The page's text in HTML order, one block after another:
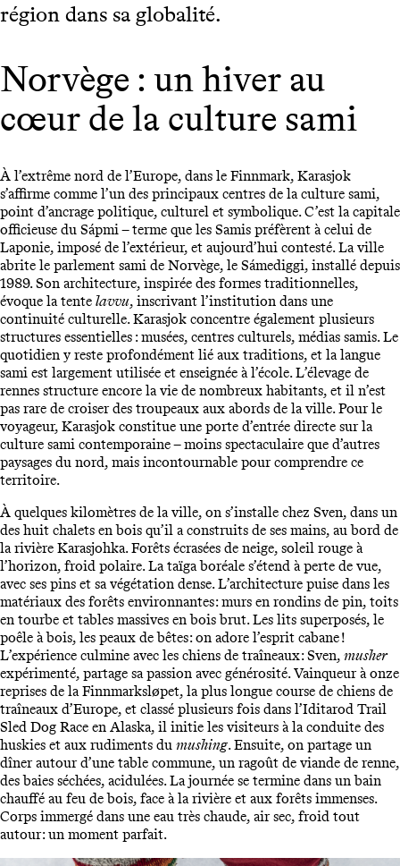
région dans sa globalité.
Norvège : un hiver au
cœur de la culture sami
À l’extrême nord de l’Europe, dans le Finnmark, Karasjok
s’affirme comme l’un des principaux centres de la culture sami,
point d’ancrage politique, culturel et symbolique. C’est la capitale
officieuse du Sápmi – terme que les Samis préfèrent à celui de
Laponie, imposé de l’extérieur, et aujourd’hui contesté. La ville
abrite le parlement sami de Norvège, le Sámediggi, installé depuis
1989. Son architecture, inspirée des formes traditionnelles,
évoque la tente lavvu, inscrivant l’institution dans une
continuité culturelle. Karasjok concentre également plusieurs
structures essentielles : musées, centres culturels, médias samis. Le
quotidien y reste profondément lié aux traditions, et la langue
sami est largement utilisée et enseignée à l’école. L’élevage de
rennes structure encore la vie de nombreux habitants, et il n’est
pas rare de croiser des troupeaux aux abords de la ville. Pour le
voyageur, Karasjok constitue une porte d’entrée directe sur la
culture sami contemporaine – moins spectaculaire que d’autres
paysages du nord, mais incontournable pour comprendre ce
territoire.
À quelques kilomètres de la ville, on s’installe chez Sven, dans un
des huit chalets en bois qu’il a construits de ses mains, au bord de
la rivière Karasjohka. Forêts écrasées de neige, soleil rouge à
l’horizon, froid polaire. La taïga boréale s’étend à perte de vue,
avec ses pins et sa végétation dense. L’architecture puise dans les
matériaux des forêts environnantes : murs en rondins de pin, toits
en tourbe et tables massives en bois brut. Les lits superposés, le
poêle à bois, les peaux de bêtes : on adore l’esprit cabane !
L’expérience culmine avec les chiens de traîneaux : Sven, musher
expérimenté, partage sa passion avec générosité. Vainqueur à onze
reprises de la Finnmarksløpet, la plus longue course de chiens de
traîneaux d’Europe, et classé plusieurs fois dans l’Iditarod Trail
Sled Dog Race en Alaska, il initie les visiteurs à la conduite des
huskies et aux rudiments du mushing. Ensuite, on partage un
dîner autour d’une table commune, un ragoût de viande de renne,
des baies séchées, acidulées. La journée se termine dans un bain
chauffé au feu de bois, face à la rivière et aux forêts immenses.
Corps immergé dans une eau très chaude, air sec, froid tout
autour : un moment parfait.